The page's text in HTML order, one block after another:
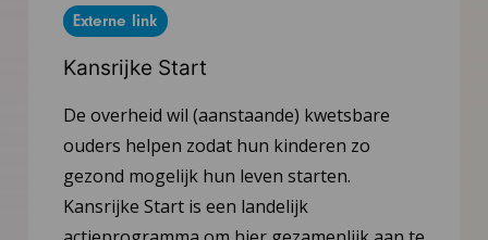
Externe link
Kansrijke Start
De overheid wil (aanstaande) kwetsbare
ouders helpen zodat hun kinderen zo
gezond mogelijk hun leven starten.
Kansrijke Start is een landelijk